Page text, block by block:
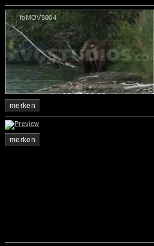
foMOV5004
merken
merken